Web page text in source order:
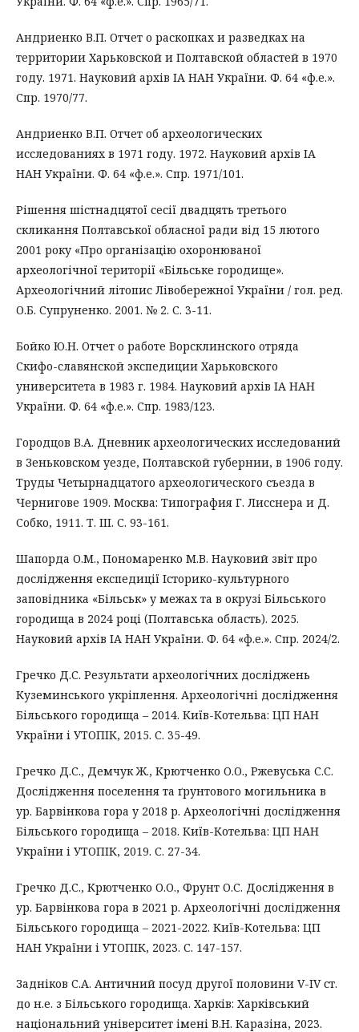
Андриенко В.П. Отчет о раскопках и разведках на
территории Харьковской и Полтавской областей в 1970
году. 1971. Науковий архів ІА НАН України. Ф. 64 «ф.е.».
Спр. 1970/77.
Андриенко В.П. Отчет об археологических
исследованиях в 1971 году. 1972. Науковий архів ІА
НАН України. Ф. 64 «ф.е.». Спр. 1971/101.
Рішення шістнадцятої сесії двадцять третього
скликання Полтавської обласної ради від 15 лютого
2001 року «Про організацію охоронюваної
археологічної території «Більське городище».
Археологічний літопис Лівобережної України / гол. ред.
О.Б. Супруненко. 2001. № 2. С. 3-11.
Бойко Ю.Н. Отчет о работе Ворсклинского отряда
Скифо-славянской экспедиции Харьковского
университета в 1983 г. 1984. Науковий архів ІА НАН
України. Ф. 64 «ф.е.». Спр. 1983/123.
Городцов В.А. Дневник археологических исследований
в Зеньковском уезде, Полтавской губернии, в 1906 году.
Труды Четырнадцатого археологического съезда в
Чернигове 1909. Москва: Типография Г. Лисснера и Д.
Собко, 1911. Т. ІІІ. С. 93-161.
Шапорда О.М., Пономаренко М.В. Науковий звіт про
дослідження експедиції Історико-культурного
заповідника «Більськ» у межах та в окрузі Більського
городища в 2024 році (Полтавська область). 2025.
Науковий архів ІА НАН України. Ф. 64 «ф.е.». Спр. 2024/2.
Гречко Д.С. Результати археологічних досліджень
Куземинського укріплення. Археологічні дослідження
Більського городища – 2014. Київ-Котельва: ЦП НАН
України і УТОПІК, 2015. С. 35-49.
Гречко Д.С., Демчук Ж., Крютченко О.О., Ржевуська С.С.
Дослідження поселення та ґрунтового могильника в
ур. Барвінкова гора у 2018 р. Археологічні дослідження
Більського городища – 2018. Київ-Котельва: ЦП НАН
України і УТОПІК, 2019. С. 27-34.
Гречко Д.С., Крютченко О.О., Фрунт О.С. Дослідження в
ур. Барвінкова гора в 2021 р. Археологічні дослідження
Більського городища – 2021-2022. Київ-Котельва: ЦП
НАН України і УТОПІК, 2023. С. 147-157.
Задніков С.А. Античний посуд другої половини V-IV ст.
до н.е. з Більського городища. Харків: Харківський
національний університет імені В.Н. Каразіна, 2023.